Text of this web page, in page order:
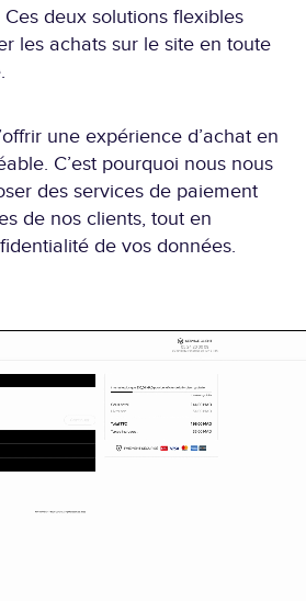
deux solutions flexibles
les achats sur le site en toute
une expérience d’achat en
C’est pourquoi nous nous
des services de paiement
de nos clients, tout en
de vos données.